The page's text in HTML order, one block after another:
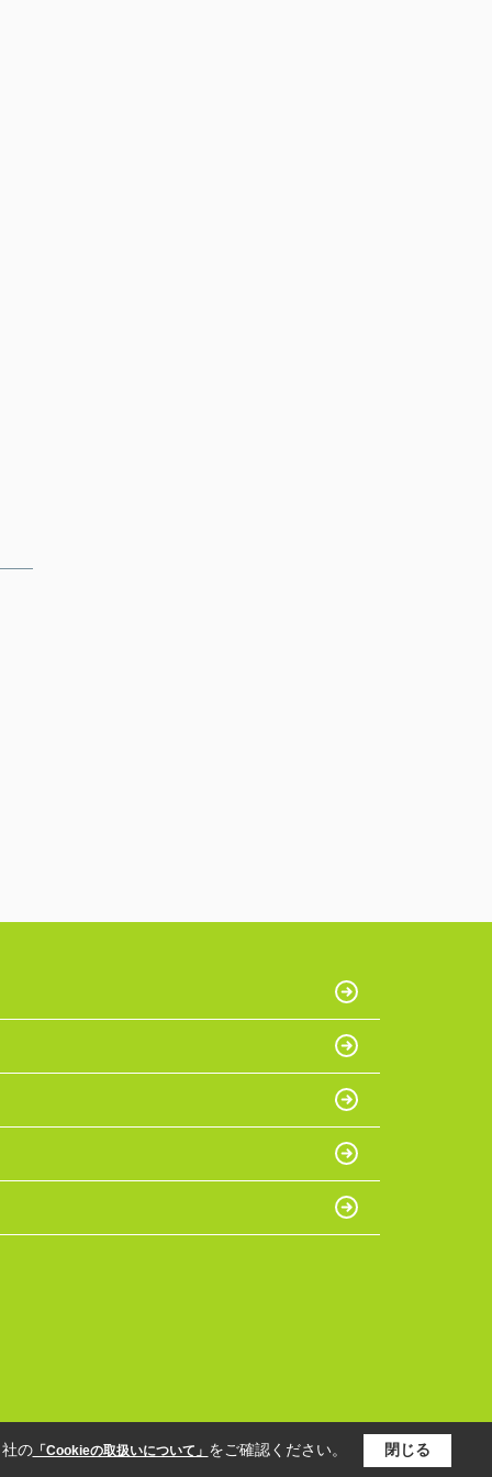
の「Cookieの取扱いについて」 をご確認ください。 閉じる